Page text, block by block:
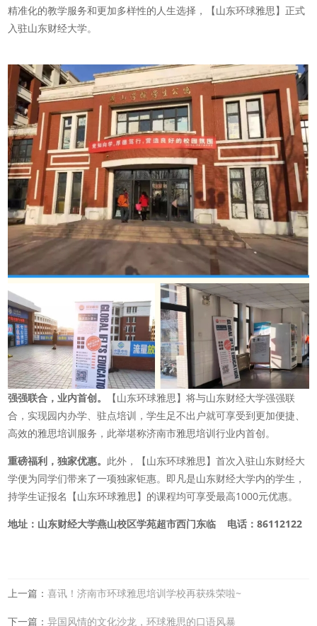
精准化的教学服务和更加多样性的人生选择，【山东环球雅思】正式
入驻山东财经大学。
强强联合，业内首创。
【山东环球雅思】将与山东财经大学强强联
合，实现园内办学、驻点培训，学生足不出户就可享受到更加便捷、
高效的雅思培训服务，此举堪称济南市雅思培训行业内首创。
重磅福利，独家优惠。 此外，【山东环球雅思】首次入驻山东财经大
学便为同学们带来了一项独家钜惠。即凡是山东财经大学内的学生，
持学生证报名【山东环球雅思】的课程均可享受最高1000元优惠。
地址：山东财经大学燕山校区学苑超市西门东临 电话：86112122
上一篇：喜讯！济南市环球雅思培训学校再获殊荣啦~
下一篇：异国风情的文化沙龙，环球雅思的口语风暴